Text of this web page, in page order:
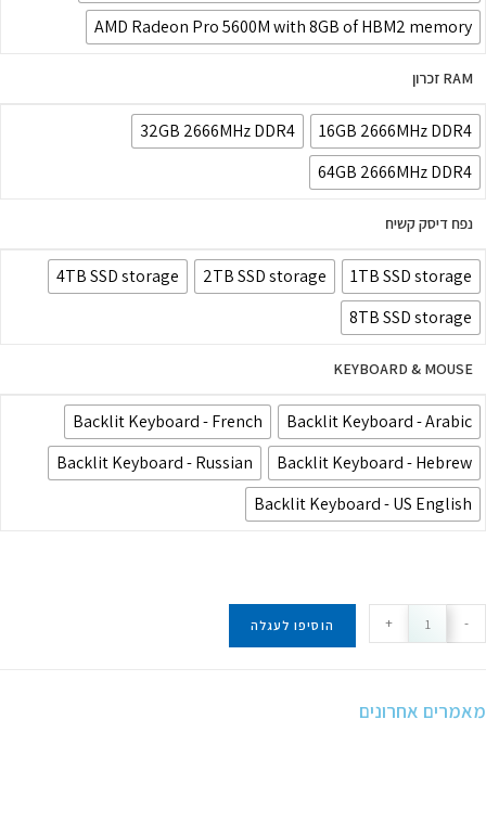
AMD Radeon Pro 5600M with 8GB of HBM2 memory
RAM זכרון
16GB 2666MHz DDR4
32GB 2666MHz DDR4
64GB 2666MHz DDR4
נפח דיסק קשיח
1TB SSD storage
2TB SSD storage
4TB SSD storage
8TB SSD storage
KEYBOARD & MOUSE
Backlit Keyboard - Arabic
Backlit Keyboard - French
Backlit Keyboard - Hebrew
Backlit Keyboard - Russian
Backlit Keyboard - US English
+ הוסיפו לעגלה
אחרונים